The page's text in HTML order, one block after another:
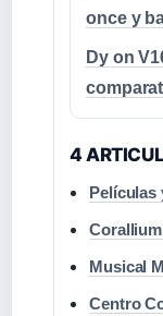
once y
Dy on
4
Películas
Musical
Centro